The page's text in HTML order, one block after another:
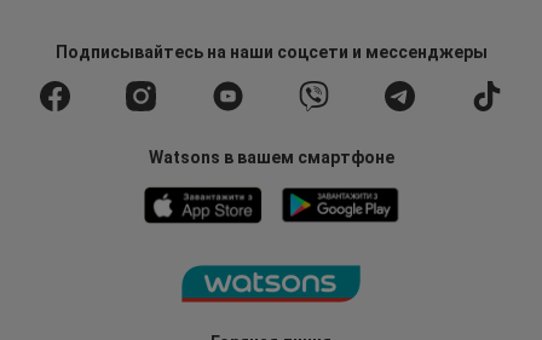
Подписывайтесьна наши соцсети и мессенджеры
Watsons в вашем смартфоне